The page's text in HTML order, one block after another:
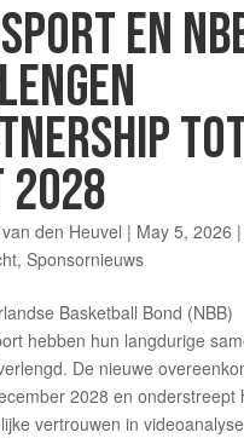
EN
2028
den Heuvel | May 5, 2026 |
, Sponsornieuws
Basketball Bond (NBB)
hebben hun langdurige
De nieuwe
2028 en onderstreept
vertrouwen in